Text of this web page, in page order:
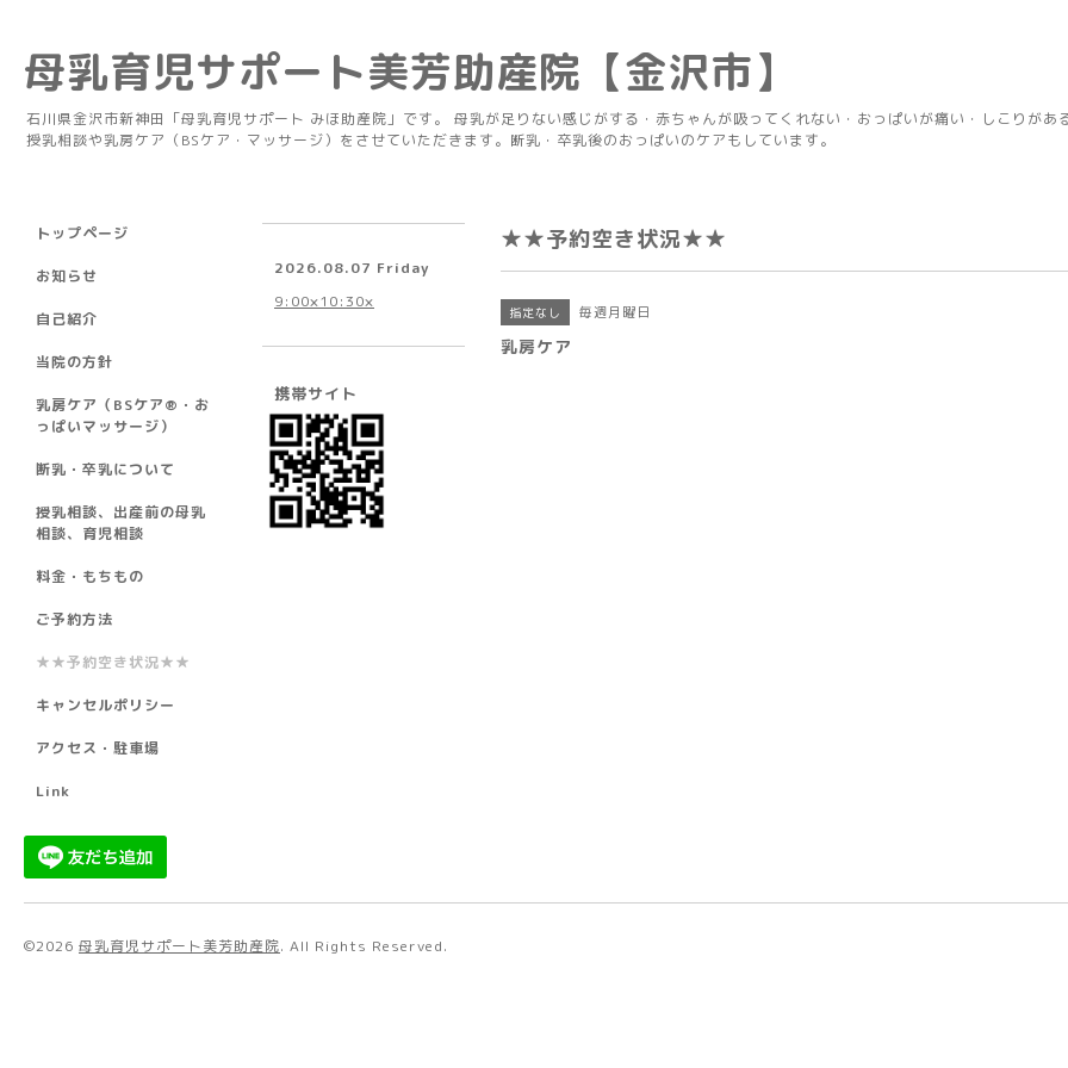
母乳育児サポート美芳助産院【金沢市】
石川県金沢市新神田「母乳育児サポート みほ助産院」です。 母乳が足りない感じがする・赤ちゃんが吸ってくれない・おっぱいが痛い・しこりがあ
授乳相談や乳房ケア（BSケア・マッサージ）をさせていただきます。断乳・卒乳後のおっぱいのケアもしています。
★★予約空き状況★★
指定なし 毎週月曜日
乳房ケア
トップページ
お知らせ
自己紹介
当院の方針
乳房ケア（BSケア®︎・お
っぱいマッサージ）
断乳・卒乳について
授乳相談、出産前の母乳
相談、育児相談
料金・もちもの
ご予約方法
★★予約空き状況★★
キャンセルポリシー
アクセス・駐車場
Link
2026.08.07 Friday
9:00×10:30×
携帯サイト
©2026 母乳育児サポート美芳助産院. All Rights Reserved.